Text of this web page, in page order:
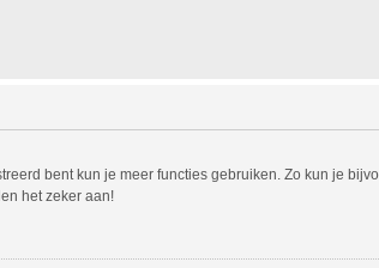
bent kun je meer functies gebruiken. Zo kun je
het zeker aan!